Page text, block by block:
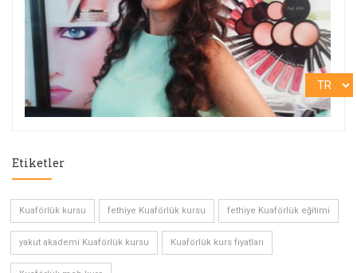
Etiketler
Kuaförlük kursu fethiye Kuaförlük kursu fethiye Kuaförlük eğitimi
yakut akademi Kuaförlük kursu Kuaförlük kurs fiyatları